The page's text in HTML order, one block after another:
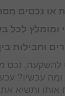
או נכסים
ומומלץ לכל
וחבילות
להשקעה, נכס
ומה עכשיו?
אותו ותשיא